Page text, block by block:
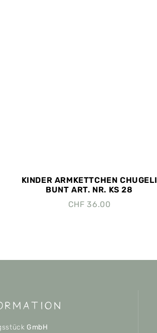
KINDER ARMKETTCHEN CHUGELI
BUNT ART. NR. KS 28
CHF 36.00
GmbH